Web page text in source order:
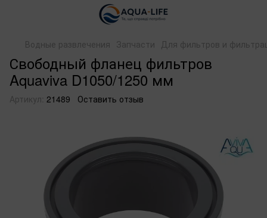
Водные развлечения Запчасти Для фильтров и
Свободный фланец фильтров
Aquaviva D1050/1250 мм
Артикул: 21489 Оставить отзыв